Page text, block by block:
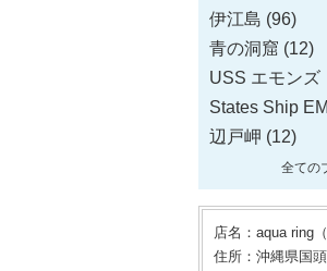
伊江島 (96)
青の洞窟 (12)
USS エモンズ
States Ship
辺戸岬 (12)
全ての
店名：aqua ring
住所：沖縄県国